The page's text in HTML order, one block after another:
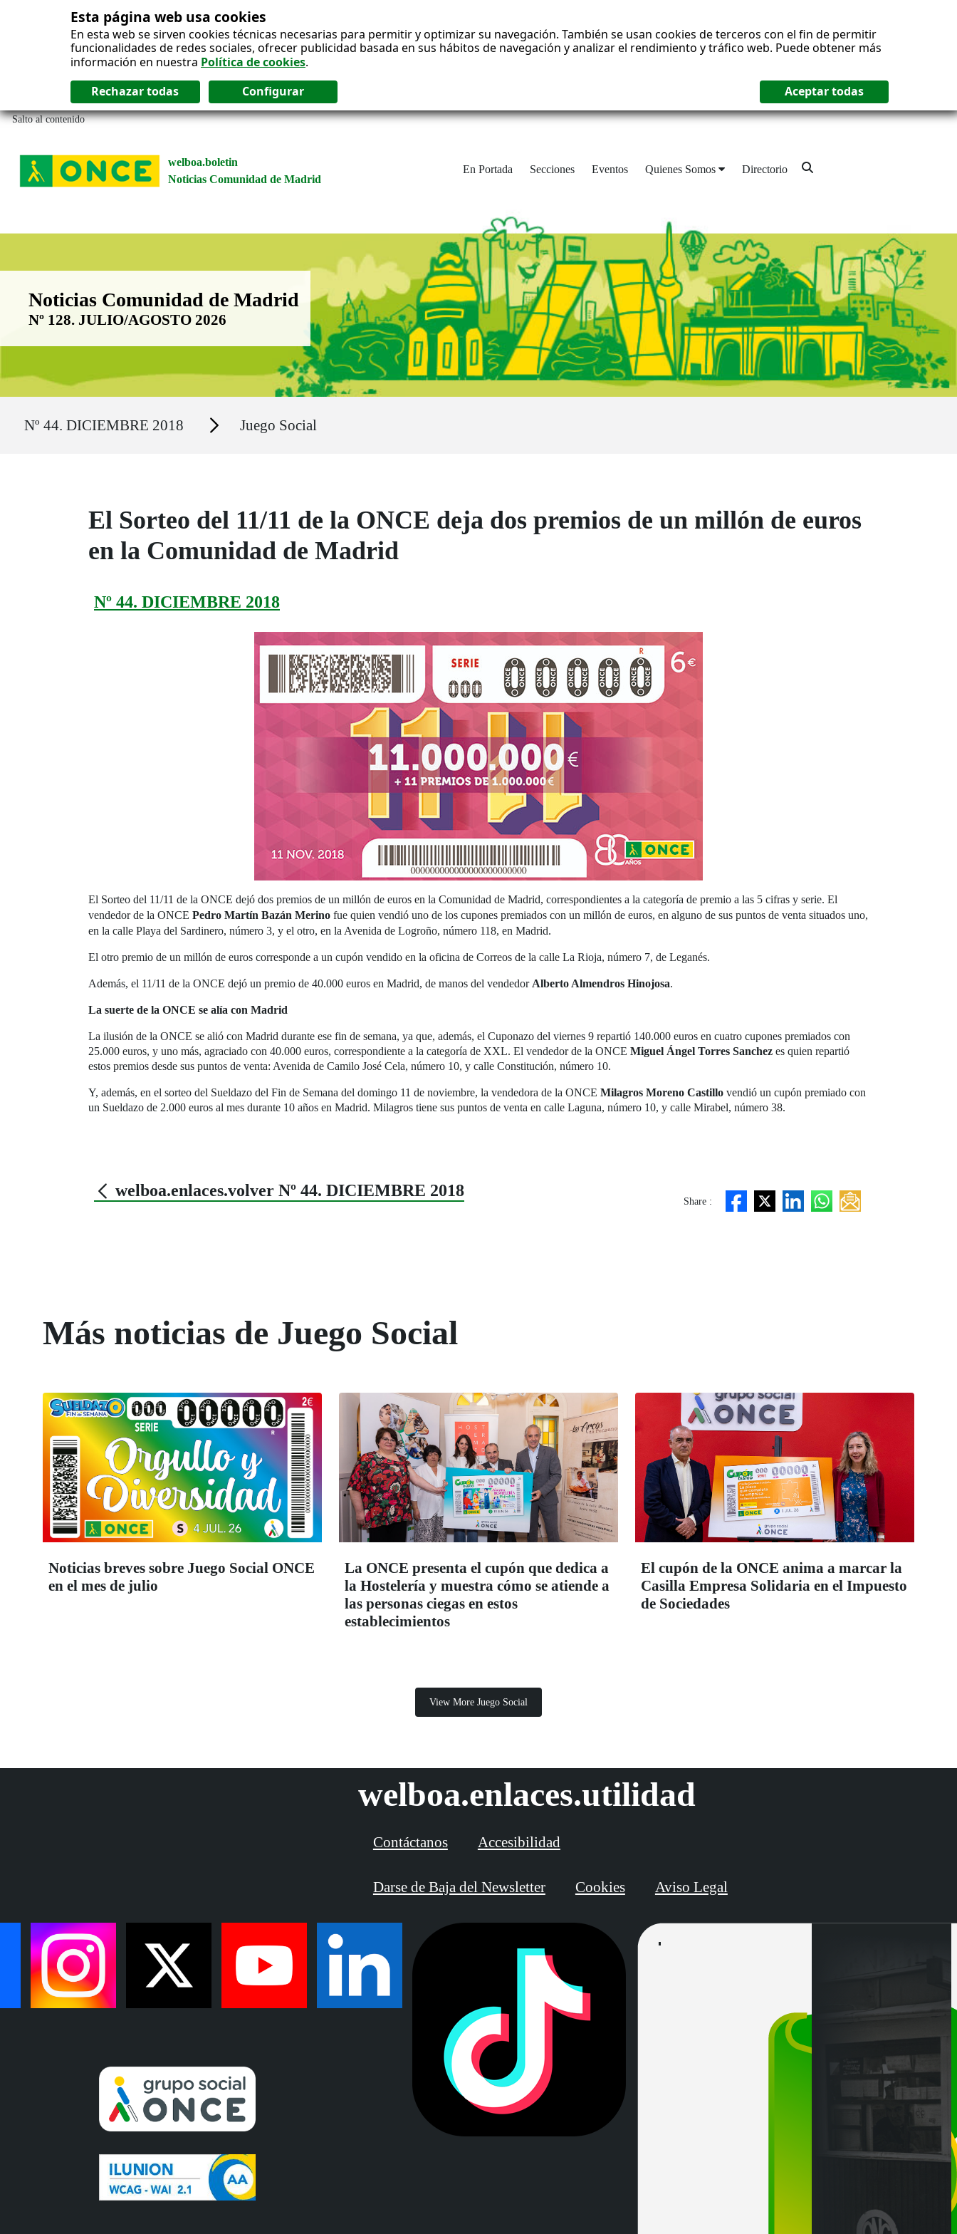
Esta página web usa cookies
En esta web se sirven cookies técnicas necesarias para permitir y optimizar su navegación. También se usan cookies de terceros con el fin de permitir
funcionalidades de redes sociales, ofrecer publicidad basada en sus hábitos de navegación y analizar el rendimiento y tráfico web. Puede obtener más
información en nuestra Política de cookies.
Salto al contenido
welboa.boletin
Noticias Comunidad de Madrid
En Portada Secciones Eventos Quienes Somos Directorio
Boletín Noticias Comunidad de Madrid
Noticias Comunidad de Madrid
Nº 128. JULIO/AGOSTO 2026
Nº 44. DICIEMBRE 2018 Secciones Juego Social
El Sorteo del 11/11 de la ONCE deja dos premios de un millón de euros
en la Comunidad de Madrid
Nº 44. DICIEMBRE 2018
El Sorteo del 11/11 de la ONCE dejó dos premios de un millón de euros en la Comunidad de Madrid, correspondientes a la categoría de premio a las 5 cifras y serie. El
vendedor de la ONCE Pedro Martín Bazán Merino fue quien vendió uno de los cupones premiados con un millón de euros, en alguno de sus puntos de venta situados uno,
en la calle Playa del Sardinero, número 3, y el otro, en la Avenida de Logroño, número 118, en Madrid.
El otro premio de un millón de euros corresponde a un cupón vendido en la oficina de Correos de la calle La Rioja, número 7, de Leganés.
Además, el 11/11 de la ONCE dejó un premio de 40.000 euros en Madrid, de manos del vendedor Alberto Almendros Hinojosa.
La suerte de la ONCE se alía con Madrid
La ilusión de la ONCE se alió con Madrid durante ese fin de semana, ya que, además, el Cuponazo del viernes 9 repartió 140.000 euros en cuatro cupones premiados con
25.000 euros, y uno más, agraciado con 40.000 euros, correspondiente a la categoría de XXL. El vendedor de la ONCE Miguel Ángel Torres Sanchez es quien repartió
estos premios desde sus puntos de venta: Avenida de Camilo José Cela, número 10, y calle Constitución, número 10.
Y, además, en el sorteo del Sueldazo del Fin de Semana del domingo 11 de noviembre, la vendedora de la ONCE Milagros Moreno Castillo vendió un cupón premiado con
un Sueldazo de 2.000 euros al mes durante 10 años en Madrid. Milagros tiene sus puntos de venta en calle Laguna, número 10, y calle Mirabel, número 38.
welboa.enlaces.volver Nº 44. DICIEMBRE 2018
Share :
Más noticias de Juego Social
Noticias breves sobre Juego Social ONCE
en el mes de julio
La ONCE presenta el cupón que dedica a
la Hostelería y muestra cómo se atiende a
las personas ciegas en estos
establecimientos
El cupón de la ONCE anima a marcar la
Casilla Empresa Solidaria en el Impuesto
de Sociedades
View More Juego Social
welboa.enlaces.utilidad
Contáctanos Accesibilidad
Darse de Baja del Newsletter Cookies Aviso Legal